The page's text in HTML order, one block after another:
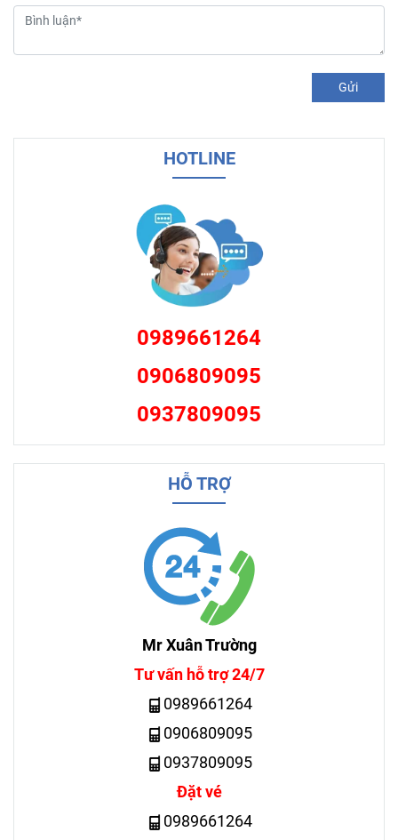
Gửi
HOTLINE
0989661264
0906809095
0937809095
HỖ TRỢ
Mr Xuân Trường
Tư vấn hỗ trợ 24/7
0989661264
0906809095
0937809095
Đặt vé
0989661264